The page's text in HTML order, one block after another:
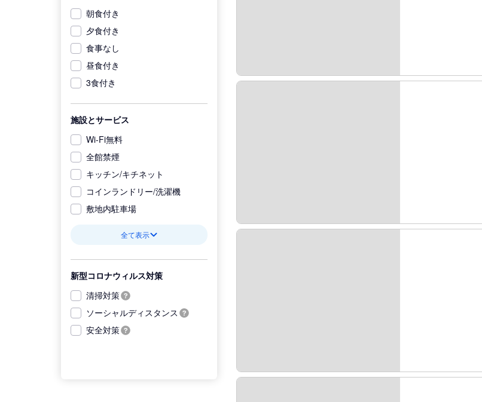
朝食付き
夕食付き
食事なし
昼食付き
3食付き
施設とサービス
Wi-Fi無料
全館禁煙
キッチン/キチネット
コインランドリー/洗濯機
敷地内駐車場
全て表示
新型コロナウィルス対策
清掃対策
ソーシャルディスタンス
安全対策